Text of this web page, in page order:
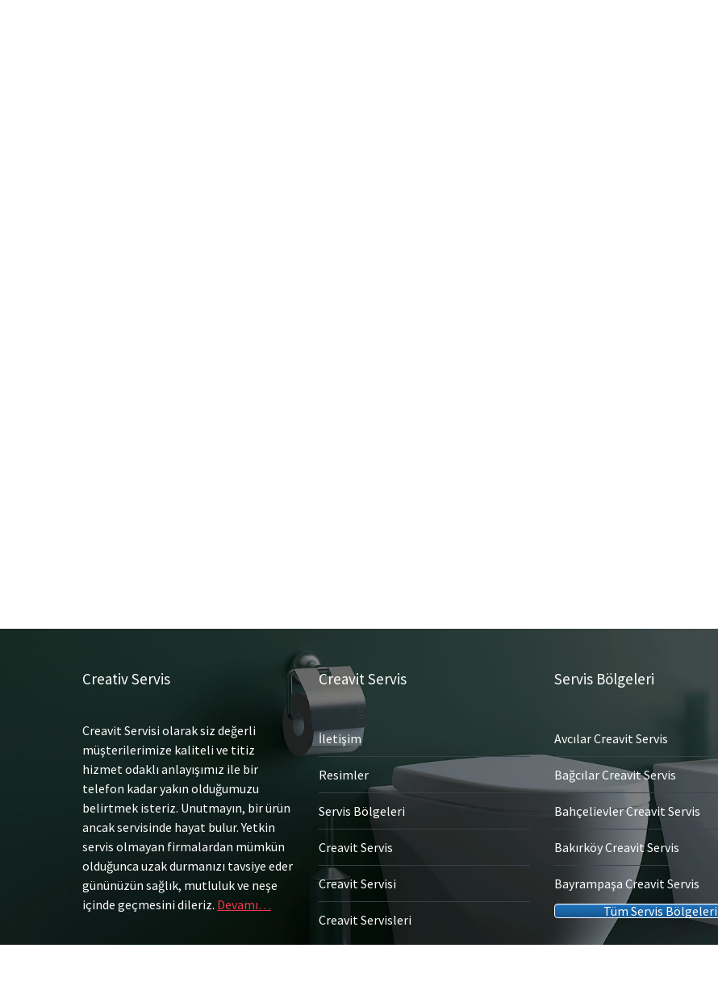
Creativ Servis
Creavit Servisi olarak siz değerli
müşterilerimize kaliteli ve titiz
hizmet odaklı anlayışımız ile bir
telefon kadar yakın olduğumuzu
belirtmek isteriz. Unutmayın, bir ürün
ancak servisinde hayat bulur. Yetkin
servis olmayan firmalardan mümkün
olduğunca uzak durmanızı tavsiye eder
gününüzün sağlık, mutluluk ve neşe
içinde geçmesini dileriz. Devamı…
Creavit Servis
İletişim
Resimler
Servis Bölgeleri
Creavit Servis
Creavit Servisi
Creavit Servisleri
Servis Bölgeleri
Avcılar Creavit Servis
Bağcılar Creavit Servis
Bahçelievler Creavit Servis
Bakırköy Creavit Servis
Bayrampaşa Creavit Servis
Tüm Servis Bölgeleri